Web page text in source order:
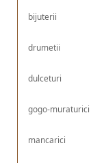
bijuterii
drumetii
dulceturi
gogo-muraturici
mancarici